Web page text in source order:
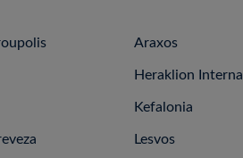
Araxos
Heraklion
Kefalonia
Lesvos